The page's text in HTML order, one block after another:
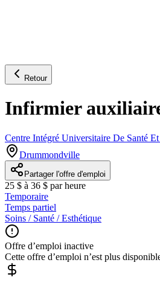
Retour
Infirmier
Centre Intégré Universitaire De Santé
Drummondville
Partager l'offre d'emploi
25 $ à 36 $ par heure
Temporaire
Temps partiel
Soins / Santé / Esthétique
Offre d’emploi inactive
Cette offre d’emploi n’est plus